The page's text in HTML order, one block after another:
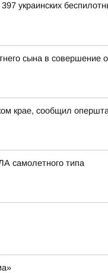
сына в совершение
крае, сообщил
самолетного типа